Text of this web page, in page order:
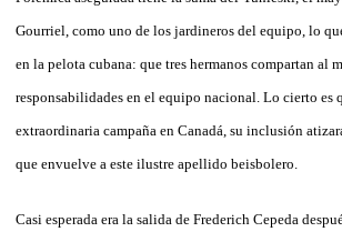
Gourriel, como uno de los jardineros del equipo, lo
en la pelota cubana: que tres hermanos compartan al
responsabilidades en el equipo nacional. Lo cierto es
extraordinaria campaña en Canadá, su inclusión
que envuelve a este ilustre apellido beisbolero.
Casi esperada era la salida de Frederich Cepeda